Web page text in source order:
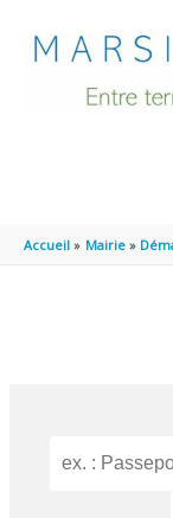
Accueil Mairie